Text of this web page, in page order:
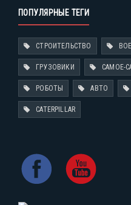
ПОПУЛЯРНЫЕ ТЕГИ
СТРОИТЕЛЬСТВО
ГРУЗОВИКИ САМОЕ-
РОБОТЫ АВТО
CATERPILLAR